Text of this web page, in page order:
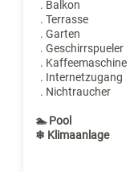
. Balkon
. Terrasse
. Garten
. Geschirrspueler
. Kaffeemaschine
. Internetzugang
. Nichtraucher
🏊 Pool
❄ Klimaanlage